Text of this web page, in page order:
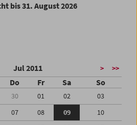
bis 31. August 2026
Jul 2011 > >>
Do Fr Sa So
30 01 02
03
07 08 09
10